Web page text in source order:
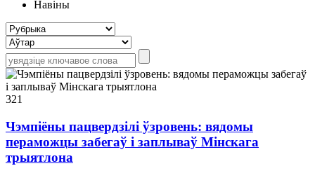
Навіны
321
Чэмпіёны пацвердзілі ўзровень: вядомы
пераможцы забегаў і заплываў Мінскага
трыятлона